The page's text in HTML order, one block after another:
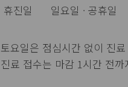
휴진일
일요일 · 공휴일
토요일은 점심시간 없이 진료
진료 접수는 마감 1시간 전까